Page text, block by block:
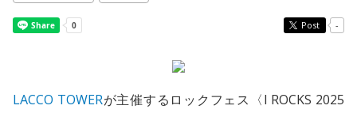
Post -
LACCO TOWERが主催するロックフェス〈I ROCKS 2025